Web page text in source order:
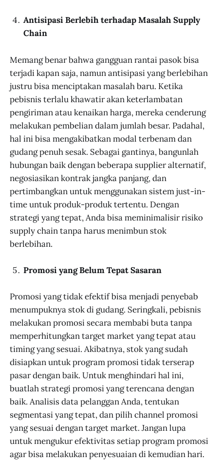
Antisipasi Berlebih terhadap Masalah Supply
Chain
Memang benar bahwa gangguan rantai pasok bisa
terjadi kapan saja, namun antisipasi yang berlebihan
justru bisa menciptakan masalah baru. Ketika
pebisnis terlalu khawatir akan keterlambatan
pengiriman atau kenaikan harga, mereka cenderung
melakukan pembelian dalam jumlah besar. Padahal,
hal ini bisa mengakibatkan modal terbenam dan
gudang penuh sesak. Sebagai gantinya, bangunlah
hubungan baik dengan beberapa supplier alternatif,
negosiasikan kontrak jangka panjang, dan
pertimbangkan untuk menggunakan sistem just-in-
time untuk produk-produk tertentu. Dengan
strategi yang tepat, Anda bisa meminimalisir risiko
supply chain tanpa harus menimbun stok
berlebihan.
Promosi yang Belum Tepat Sasaran
Promosi yang tidak efektif bisa menjadi penyebab
menumpuknya stok di gudang. Seringkali, pebisnis
melakukan promosi secara membabi buta tanpa
memperhitungkan target market yang tepat atau
timing yang sesuai. Akibatnya, stok yang sudah
disiapkan untuk program promosi tidak terserap
pasar dengan baik. Untuk menghindari hal ini,
buatlah strategi promosi yang terencana dengan
baik. Analisis data pelanggan Anda, tentukan
segmentasi yang tepat, dan pilih channel promosi
yang sesuai dengan target market. Jangan lupa
untuk mengukur efektivitas setiap program promosi
agar bisa melakukan penyesuaian di kemudian hari.